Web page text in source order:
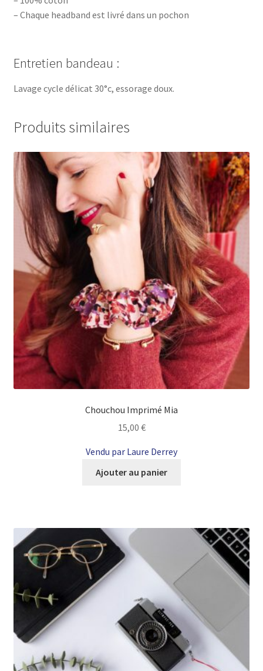
– Chaque headband est livré dans un pochon
Entretien bandeau :
Lavage cycle délicat 30°c, essorage doux.
Produits similaires
Chouchou Imprimé Mia
15,00 €
Vendu par Laure Derrey
Ajouter au panier